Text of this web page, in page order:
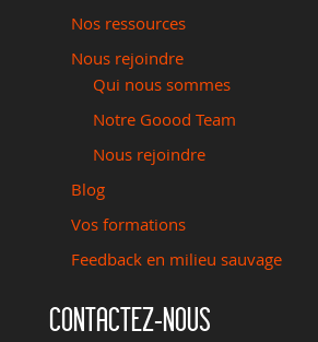
Nos ressources
Nous rejoindre
Qui nous sommes
Notre Goood Team
Nous rejoindre
Blog
Vos formations
Feedback en milieu sauvage
CONTACTEZ-NOUS